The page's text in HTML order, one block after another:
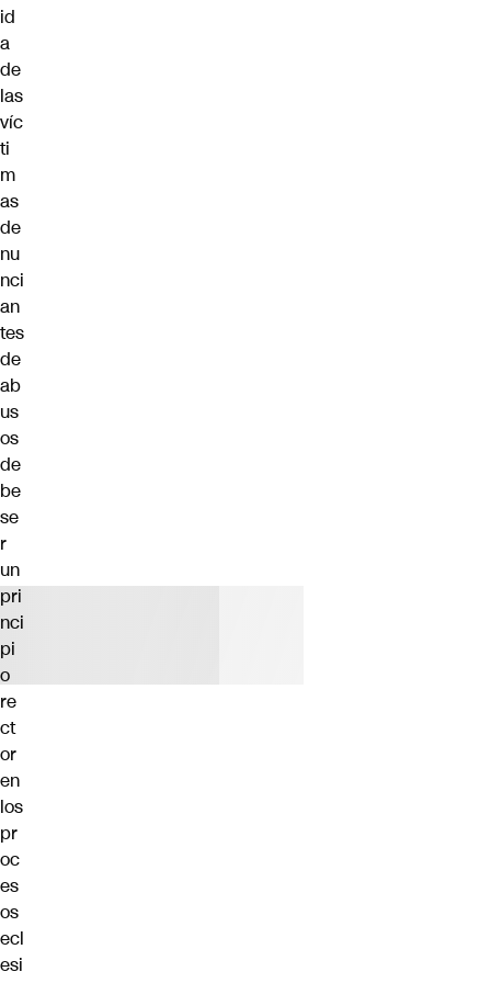
id
a
de
las
víc
ti
m
as
de
nu
nci
an
tes
de
ab
us
os
de
be
se
r
un
pri
nci
pi
o
re
ct
or
en
los
pr
oc
es
os
ecl
esi